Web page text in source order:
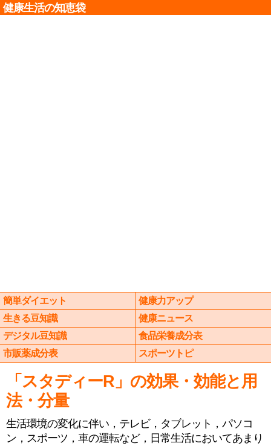
健康生活の知恵袋
簡単ダイエット
健康力アップ
生きる豆知識
健康ニュース
デジタル豆知識
食品栄養成分表
市販薬成分表
スポーツトピ
「スタディーR」の効果・効能と用
法・分量
生活環境の変化に伴い，テレビ，タブレット，パソコ
ン，スポーツ，車の運転など，日常生活においてあまり